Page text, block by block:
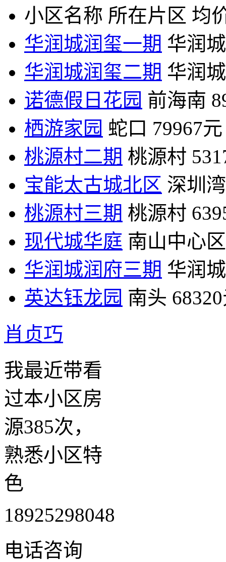
小区名称 所在片区 均
华润城润玺一期 华润城
华润城润玺二期 华润城
诺德假日花园 前海南
栖游家园 蛇口 79967元
桃源村二期 桃源村
宝能太古城北区 深圳湾
桃源村三期 桃源村
现代城华庭 南山中心区
华润城润府三期 华润城
英达钰龙园 南头
肖贞巧
我最近带看
过本小区房
源385次，
熟悉小区特
色
18925298048
电话咨询